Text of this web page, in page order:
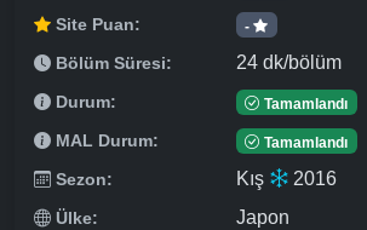
Site Puan: -
Bölüm Süresi: 24 dk/bölüm
Durum: Tamamlandı
MAL Durum: Tamamlandı
Sezon: Kış 2016
Ülke: Japon